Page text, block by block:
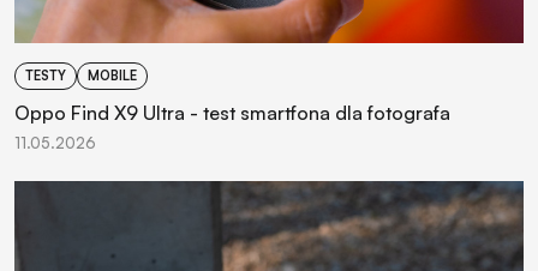
TESTY MOBILE
Oppo Find X9 Ultra - test smartfona dla fotografa
11.05.2026